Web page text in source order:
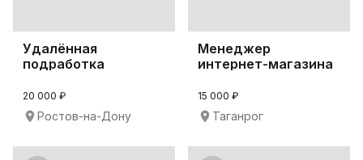
Удалённая
подработка
20 000 ₽
Ростов-на-Дону
Менеджер
интернет-магазина
15 000 ₽
Таганрог